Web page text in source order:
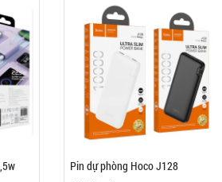
Pin dự phòng Hoco J128